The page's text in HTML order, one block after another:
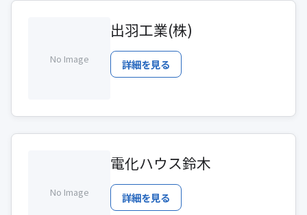
No Image
出羽工業(株)
詳細を見る
No Image
電化ハウス鈴木
詳細を見る